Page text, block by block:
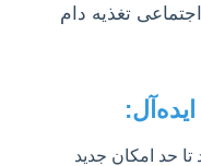
تغذیه دام
تا حد امکان جدید